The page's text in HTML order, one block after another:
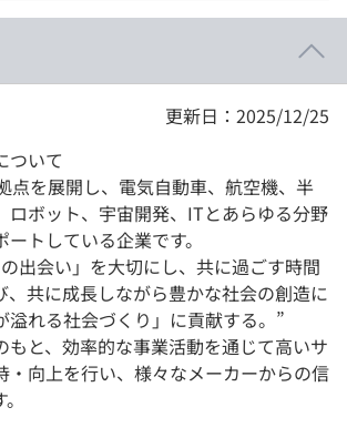
更新日：2025/12/25
ついて
点を展開し、電気自動車、航空機、半
ロボット、宇宙開発、ITとあらゆる分野
トしている企業です。
出会い」を大切にし、共に過ごす時間
、共に成長しながら豊かな社会の創造に
溢れる社会づくり」に貢献する。”
もと、効率的な事業活動を通じて高いサ
・向上を行い、様々なメーカーからの信